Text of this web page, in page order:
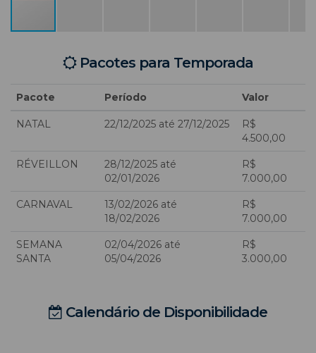
Pacotes para Temporada
Pacote Período Valor
NATAL 22/12/2025 até 27/12/2025
R$
4.500,00
RÉVEILLON
28/12/2025 até
02/01/2026
R$
7.000,00
CARNAVAL
13/02/2026 até
18/02/2026
R$
7.000,00
SEMANA
SANTA
02/04/2026 até
05/04/2026
R$
3.000,00
Calendário de Disponibilidade